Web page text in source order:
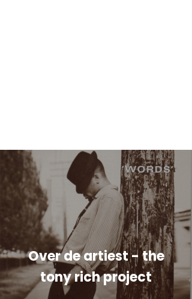
Over de artiest - the
tony rich project